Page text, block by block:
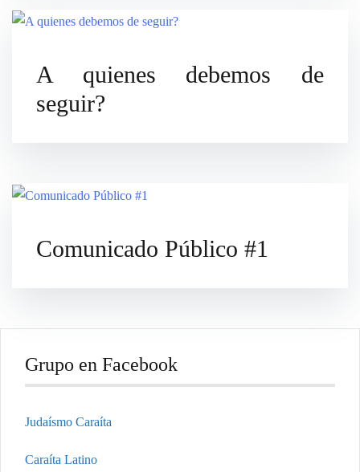
A quienes debemos de
seguir?
Comunicado Público #1
Grupo en Facebook
Judaísmo Caraíta
Caraíta Latino